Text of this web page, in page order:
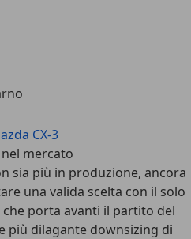
CX-3
nel mercato
sia più in produzione, ancora
una valida scelta con il solo
porta avanti il partito del
più dilagante downsizing di